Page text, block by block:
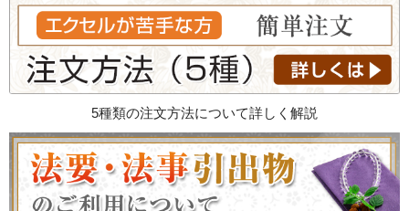
5種類の注文方法について詳しく解説